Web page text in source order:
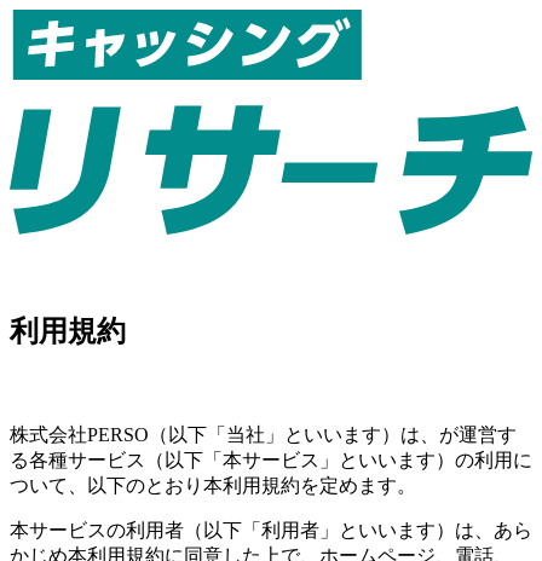
利用規約
株式会社PERSO（以下「当社」といいます）は、が運営す
る各種サービス（以下「本サービス」といいます）の利用に
ついて、以下のとおり本利用規約を定めます。
本サービスの利用者（以下「利用者」といいます）は、あら
かじめ本利用規約に同意した上で、ホームページ、電話、